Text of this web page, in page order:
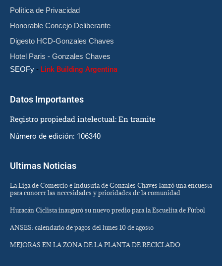
Política de Privacidad
Honorable Concejo Deliberante
Digesto HCD-Gonzales Chaves
Hotel Paris - Gonzales Chaves
SEOFy - Link Building Argentina
Datos Importantes
Registro propiedad intelectual: En tramite
Número de edición: 106340
Ultimas Noticias
La Liga de Comercio e Industria de Gonzales Chaves lanzó una encuesta
para conocer las necesidades y prioridades de la comunidad
Huracán Ciclista inauguró su nuevo predio para la Escuelita de Fútbol
ANSES: calendario de pagos del lunes 10 de agosto
MEJORAS EN LA ZONA DE LA PLANTA DE RECICLADO